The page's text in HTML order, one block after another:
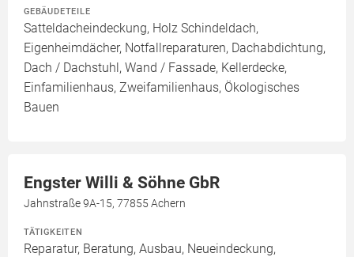
GEBÄUDETEILE
Satteldacheindeckung, Holz Schindeldach,
Eigenheimdächer, Notfallreparaturen, Dachabdichtung,
Dach / Dachstuhl, Wand / Fassade, Kellerdecke,
Einfamilienhaus, Zweifamilienhaus, Ökologisches
Bauen
Engster Willi & Söhne GbR
Jahnstraße 9A-15, 77855 Achern
TÄTIGKEITEN
Reparatur, Beratung, Ausbau, Neueindeckung,